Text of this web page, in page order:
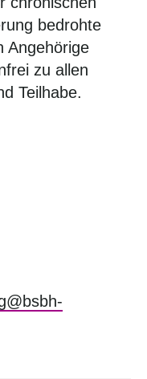
bedrohte
Angehörige
zu allen
Teilhabe.